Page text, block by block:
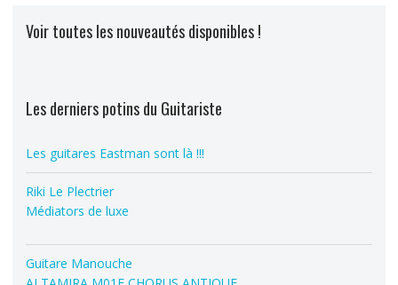
Voir toutes les nouveautés disponibles !
Les derniers potins du Guitariste
Les guitares Eastman sont là !!!
Riki Le Plectrier
Médiators de luxe
Guitare Manouche